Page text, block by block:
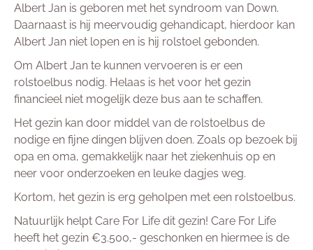
Albert Jan is geboren met het syndroom van Down.
Daarnaast is hij meervoudig gehandicapt, hierdoor kan
Albert Jan niet lopen en is hij rolstoel gebonden.
Om Albert Jan te kunnen vervoeren is er een
rolstoelbus nodig. Helaas is het voor het gezin
financieel niet mogelijk deze bus aan te schaffen.
Het gezin kan door middel van de rolstoelbus de
nodige en fijne dingen blijven doen. Zoals op bezoek bij
opa en oma, gemakkelijk naar het ziekenhuis op en
neer voor onderzoeken en leuke dagjes weg.
Kortom, het gezin is erg geholpen met een rolstoelbus.
Natuurlijk helpt Care For Life dit gezin! Care For Life
heeft het gezin €3.500,- geschonken en hiermee is de